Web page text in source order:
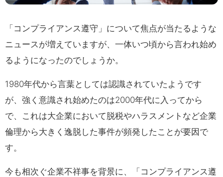
「コンプライアンス遵守」について焦点が当たるような
ニュースが増えていますが、一体いつ頃から言われ始め
るようになったのでしょうか。
1980年代から言葉としては認識されていたようです
が、強く意識され始めたのは2000年代に入ってから
で、これは大企業において脱税やハラスメントなど企業
倫理から大きく逸脱した事件が頻発したことが要因で
す。
今も相次ぐ企業不祥事を背景に、「コンプライアンス遵